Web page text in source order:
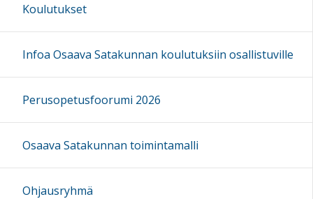
Koulutukset
Infoa Osaava Satakunnan koulutuksiin osallistuville
Perusopetusfoorumi 2026
Osaava Satakunnan toimintamalli
Ohjausryhmä